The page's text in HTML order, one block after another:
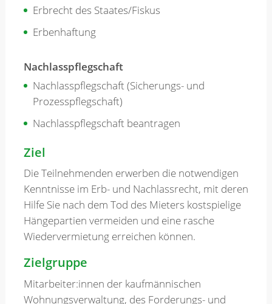
Erbrecht des Staates/Fiskus
Erbenhaftung
Nachlasspflegschaft
Nachlasspflegschaft (Sicherungs- und
Prozesspflegschaft)
Nachlasspflegschaft beantragen
Ziel
Die Teilnehmenden erwerben die notwendigen
Kenntnisse im Erb- und Nachlassrecht, mit deren
Hilfe Sie nach dem Tod des Mieters kostspielige
Hängepartien vermeiden und eine rasche
Wiedervermietung erreichen können.
Zielgruppe
Mitarbeiter:innen der kaufmännischen
Wohnungsverwaltung, des Forderungs- und